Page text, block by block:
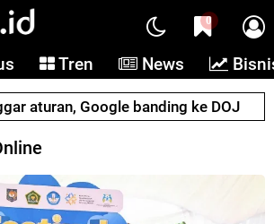
0
Tren News
aturan, Google banding ke DOJ